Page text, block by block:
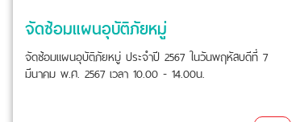
จัดซ้อมแผนอุบัติภัยหมู่
จัดซ้อมแผนอุบัติภัยหมู่ ประจำปี 2567 ในวันพฤหัสบดีที่ 7
มีนาคม พ.ศ. 2567 เวลา 10.00 - 14.00น.